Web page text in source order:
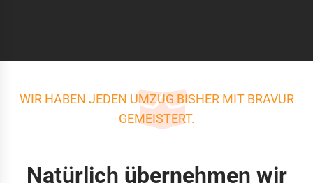
WIR HABEN JEDEN UMZUG BISHER MIT BRAVUR
GEMEISTERT.
Natürlich übernehmen wir